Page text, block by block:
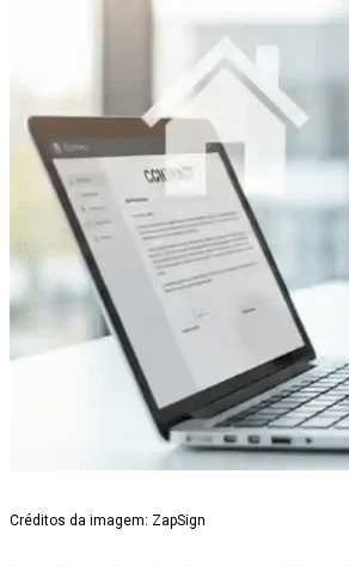
Créditos da imagem: ZapSign